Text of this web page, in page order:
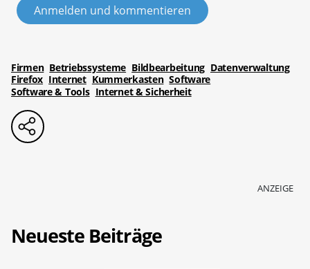
Anmelden und kommentieren
Firmen Betriebssysteme Bildbearbeitung Datenverwaltung
Firefox Internet Kummerkasten Software
Software & Tools Internet & Sicherheit
ANZEIGE
Neueste Beiträge